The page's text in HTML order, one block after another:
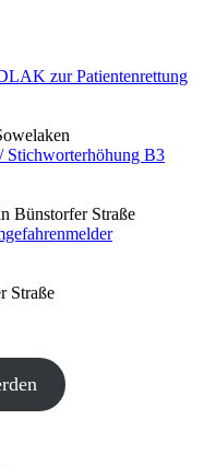
zur Patientenrettung
Stichworterhöhung B3
Bünstorfer Straße
Straße